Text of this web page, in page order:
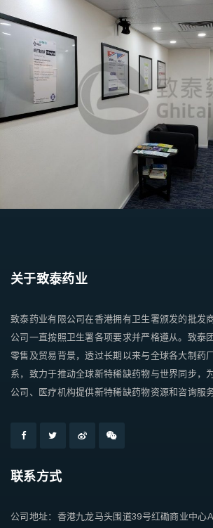
关于致泰药业
致泰药业有限公司在香港拥有卫生署颁发的批发
公司一直按照卫生署各项要求并严格遵从。致泰
零售及贸易背景，透过长期以来与全球各大制药
系，致力于推动全球新特稀缺药物与世界同步，
公司、医疗机构提供新特稀缺药物资源和咨询服务
联系方式
公司地址：香港九龙马头围道39号红磡商业中心